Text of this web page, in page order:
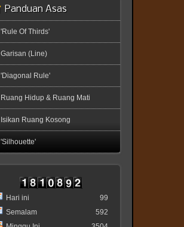
Panduan Asas
'Rule Of Thirds'
Garisan (Line)
'Diagonal Rule'
Ruang Hidup & Ruang Mati
Isikan Ruang Kosong
'Silhouette'
Hari ini
Semalam
99
592